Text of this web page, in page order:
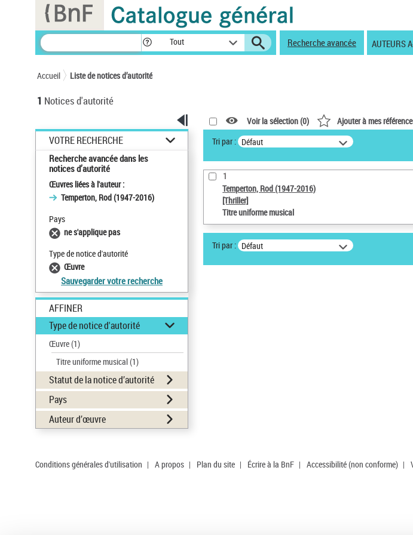
Tout Recherche avancée AUTEURS
Accueil Liste de notices d’autorité
1 Notices d'autorité
VOTRE RECHERCHE
Recherche avancée dans les
notices d’autorité
Œuvres liées à l'auteur :
Temperton, Rod (1947-2016)
Pays
ne s'applique pas
Type de notice d'autorité
Œuvre
Sauvegarder votre recherche
AFFINER
Type de notice d'autorité
Œuvre(1)
Titre uniforme musical(1)
Statut de la notice d’autorité
Pays
Auteur d’œuvre
Voir la sélection (0) Ajouter à mes
Tri par : Défaut
1
Temperton, Rod (1947-2016)
[Thriller]
Titre uniforme musical
Tri par : Défaut
Conditions générales d'utilisation | A propos | Plan du site | Écrire à la BnF | Accessibilité (non conforme) |
Panneau de gestion des cookies